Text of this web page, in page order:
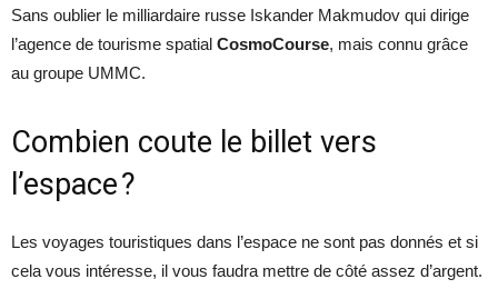
Sans oublier le milliardaire russe Iskander Makmudov qui dirige
l’agence de tourisme spatial CosmoCourse, mais connu grâce
au groupe UMMC.
Combien coute le billet vers
l’espace ?
Les voyages touristiques dans l’espace ne sont pas donnés et si
cela vous intéresse, il vous faudra mettre de côté assez d’argent.